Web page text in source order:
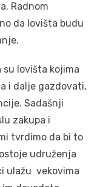
Radnom
da lovišta budu
lovišta kojima
i dalje gazdovati,
Sadašnji
zakupa i
tvrdimo da bi to
udruženja
ulažu vekovima